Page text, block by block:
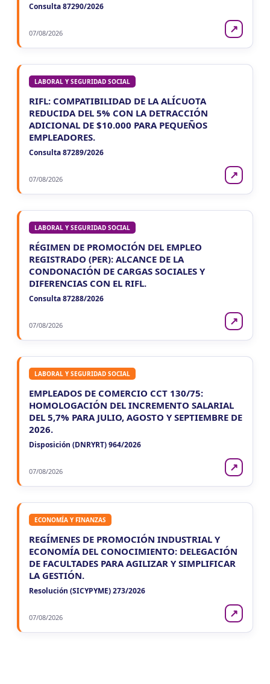
Consulta 87290/2026
07/08/2026 ↗
LABORAL Y SEGURIDAD SOCIAL
RIFL: COMPATIBILIDAD DE LA ALÍCUOTA
REDUCIDA DEL 5% CON LA DETRACCIÓN
ADICIONAL DE $10.000 PARA PEQUEÑOS
EMPLEADORES.
Consulta 87289/2026
07/08/2026 ↗
LABORAL Y SEGURIDAD SOCIAL
RÉGIMEN DE PROMOCIÓN DEL EMPLEO
REGISTRADO (PER): ALCANCE DE LA
CONDONACIÓN DE CARGAS SOCIALES Y
DIFERENCIAS CON EL RIFL.
Consulta 87288/2026
07/08/2026 ↗
LABORAL Y SEGURIDAD SOCIAL
EMPLEADOS DE COMERCIO CCT 130/75:
HOMOLOGACIÓN DEL INCREMENTO SALARIAL
DEL 5,7% PARA JULIO, AGOSTO Y SEPTIEMBRE DE
2026.
Disposición (DNRYRT) 964/2026
07/08/2026 ↗
ECONOMÍA Y FINANZAS
REGÍMENES DE PROMOCIÓN INDUSTRIAL Y
ECONOMÍA DEL CONOCIMIENTO: DELEGACIÓN
DE FACULTADES PARA AGILIZAR Y SIMPLIFICAR
LA GESTIÓN.
Resolución (SICYPYME) 273/2026
07/08/2026 ↗